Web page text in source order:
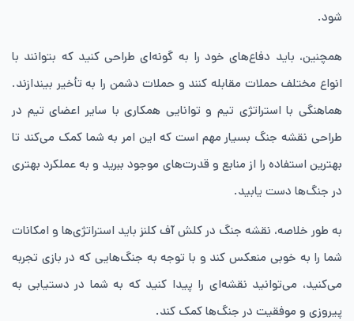
شود.
همچنین، باید دفاع‌های خود را به گونه‌ای طراحی کنید که بتوانند با
انواع مختلف حملات مقابله کنند و حملات دشمن را به تأخیر بیندازند.
هماهنگی با استراتژی تیم و توانایی همکاری با سایر اعضای تیم در
طراحی نقشه جنگ بسیار مهم است که این امر به شما کمک می‌کند تا
بهترین استفاده را از منابع و قدرت‌های موجود ببرید و به عملکرد بهتری
در جنگ‌ها دست یابید.
به طور خلاصه، نقشه جنگ در کلش آف کلنز باید استراتژی‌ها و امکانات
شما را به خوبی منعکس کند و با توجه به جنگ‌هایی که در بازی تجربه
می‌کنید، می‌توانید نقشه‌ای را پیدا کنید که به شما در دستیابی به
پیروزی و موفقیت در جنگ‌ها کمک کند.